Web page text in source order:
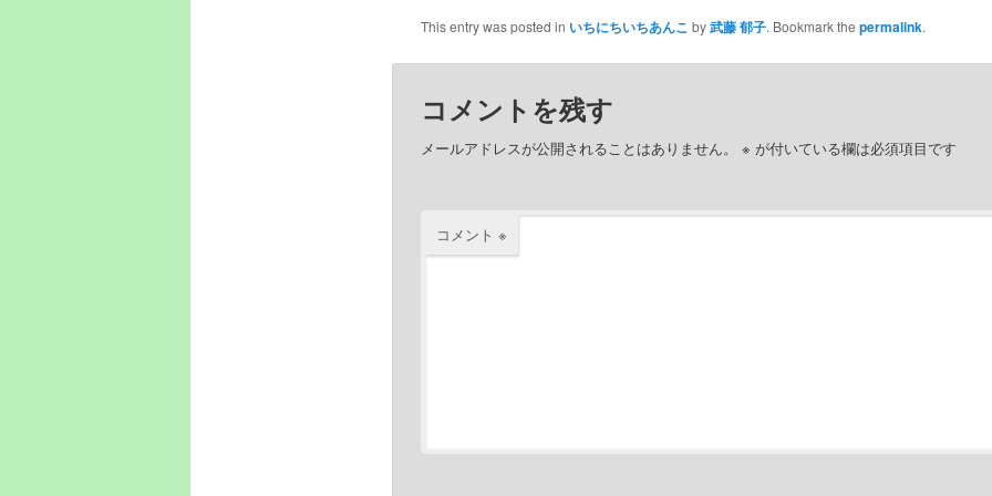
This entry was posted in いちにちいちあんこ by武藤 郁子. Bookmark the permalink.
コメントを残す
メールアドレスが公開されることはありません。 ※ が付いている欄は必須項目です
コメント ※